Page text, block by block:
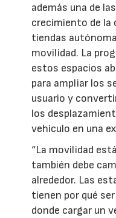
además una de
crecimiento de la
tiendas
movilidad. La
estos espacios
para ampliar los
usuario y
los
vehículo en una
“La movilidad
también debe
alrededor. Las
tienen por qué
donde cargar un